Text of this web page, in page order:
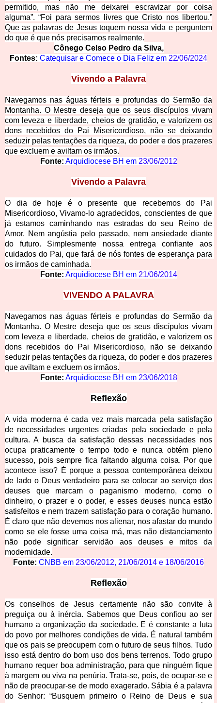
permitido, mas não me deixarei escravizar por coisa
alguma”. “Foi para sermos livres que Cristo nos libertou.”
Que as palavras de Jesus toquem nossa vida e perguntem
do que é que nós precisamos realmente.
Cônego Celso Pedro da Silva,
Fontes: Catequisar e Comece o Dia Feliz em 22/06/2024
Vivendo a Palavra
Navegamos nas águas férteis e profundas do Sermão da
Montanha. O Mestre deseja que os seus discípulos vivam
com leveza e liberdade, cheios de gratidão, e valorizem os
dons recebidos do Pai Misericordioso, não se deixando
seduzir pelas tentações da riqueza, do poder e dos prazeres
que excluem e aviltam os irmãos.
Fonte: Arquidiocese BH em 23/06/2012
Vivendo a Palavra
O dia de hoje é o presente que recebemos do Pai
Misericordioso, Vivamo-lo agradecidos, conscientes de que
já estamos caminhando nas estradas do seu Reino de
Amor. Nem angústia pelo passado, nem ansiedade diante
do futuro. Simplesmente nossa entrega confiante aos
cuidados do Pai, que fará de nós fontes de esperança para
os irmãos de caminhada.
Fonte: Arquidiocese BH em 21/06/2014
VIVENDO A PALAVRA
Navegamos nas águas férteis e profundas do Sermão da
Montanha. O Mestre deseja que os seus discípulos vivam
com leveza e liberdade, cheios de gratidão, e valorizem os
dons recebidos do Pai Misericordioso, não se deixando
seduzir pelas tentações da riqueza, do poder e dos prazeres
que aviltam e excluem os irmãos.
Fonte: Arquidiocese BH em 23/06/2018
Reflexão
A vida moderna é cada vez mais marcada pela satisfação
de necessidades urgentes criadas pela sociedade e pela
cultura. A busca da satisfação dessas necessidades nos
ocupa praticamente o tempo todo e nunca obtém pleno
sucesso, pois sempre fica faltando alguma coisa. Por que
acontece isso? É porque a pessoa contemporânea deixou
de lado o Deus verdadeiro para se colocar ao serviço dos
deuses que marcam o paganismo moderno, como o
dinheiro, o prazer e o poder, e esses deuses nunca estão
satisfeitos e nem trazem satisfação para o coração humano.
É claro que não devemos nos alienar, nos afastar do mundo
como se ele fosse uma coisa má, mas não distanciamento
não pode significar servidão aos deuses e mitos da
modernidade.
Fonte: CNBB em 23/06/2012, 21/06/2014 e 18/06/2016
Refl exão
Os conselhos de Jesus certamente não são convite à
preguiça ou à inércia. Sabemos que Deus confiou ao ser
humano a organização da sociedade. E é constante a luta
do povo por melhores condições de vida. É natural também
que os pais se preocupem com o futuro de seus filhos. Tudo
isso está dentro do bom uso dos bens terrenos. Todo grupo
humano requer boa administração, para que ninguém fique
à margem ou viva na penúria. Trata-se, pois, de ocupar-se e
não de preocupar-se de modo exagerado. Sábia é a palavra
do Senhor: “Busquem primeiro o Reino de Deus e sua